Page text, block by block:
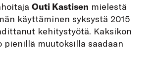
Outi Kastisen mielestä
käyttäminen syksystä 2015
kehitystyötä. Kaksikon
pienillä muutoksilla saadaan